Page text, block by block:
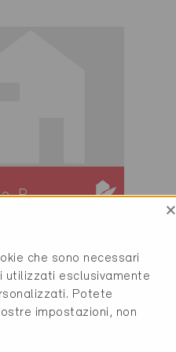
P
MF /
PF
×
che sono necessari
utilizzati esclusivamente
Potete
impostazioni, non